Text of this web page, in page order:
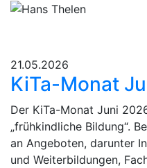
21.05.2026
KiTa-Monat
Der KiTa-Monat Juni
„frühkindliche Bildung“.
an Angeboten, darunter
und Weiterbildungen,